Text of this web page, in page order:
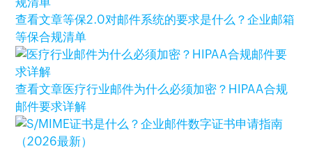
查看文章等保2.0对邮件系统的要求是什么？企业邮箱
等保合规清单
查看文章医疗行业邮件为什么必须加密？HIPAA合规
邮件要求详解